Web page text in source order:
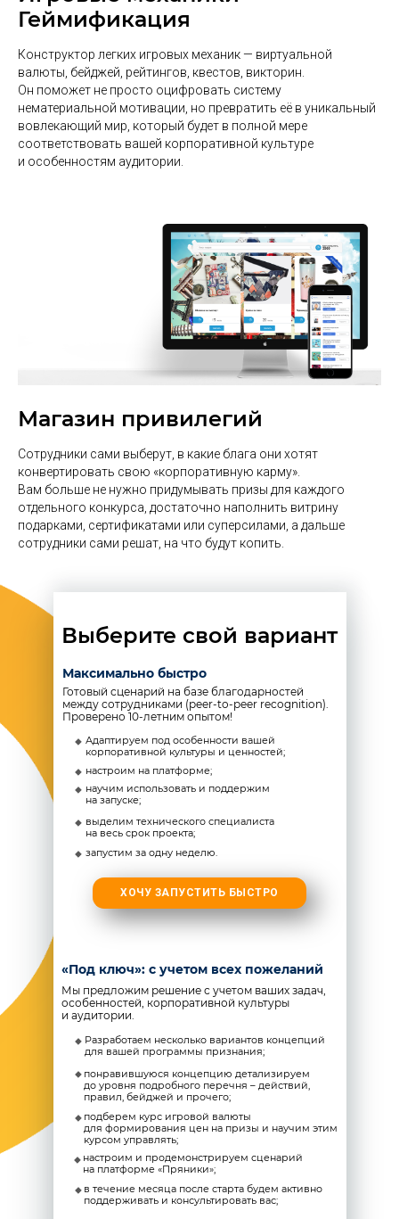
Геймификация
Конструктор легких игровых механик — виртуальной
валюты, бейджей, рейтингов, квестов, викторин.
Он поможет не просто оцифровать систему
нематериальной мотивации, но превратить её в уникальный
вовлекающий мир, который будет в полной мере
соответствовать вашей корпоративной культуре
и особенностям аудитории.
Магазин привилегий
Сотрудники сами выберут, в какие блага они хотят
конвертировать свою «корпоративную карму».
Вам больше не нужно придумывать призы для каждого
отдельного конкурса, достаточно наполнить витрину
подарками, сертификатами или суперсилами, а дальше
сотрудники сами решат, на что будут копить.
Максимально быстро
Готовый сценарий на базе благодарностей
между сотрудниками (peer-to-peer recognition).
Проверено 10-летним опытом!
ХОЧУ ЗАПУСТИТЬ БЫСТРО
запустим за одну неделю.
Адаптируем под особенности вашей
корпоративной культуры и ценностей;
настроим на платформе;
выделим технического специалиста
на весь срок проекта;
научим использовать и поддержим
на запуске;
«Под ключ»: с учетом всех пожеланий
Мы предложим решение с учетом ваших задач,
особенностей, корпоративной культуры
и аудитории.
Разработаем несколько вариантов концепций
для вашей программы признания;
понравившуюся концепцию детализируем
до уровня подробного перечня – действий,
правил, бейджей и прочего;
настроим и продемонстрируем сценарий
на платформе «Пряники»;
подберем курс игровой валюты
для формирования цен на призы и научим этим
курсом управлять;
в течение месяца после старта будем активно
поддерживать и консультировать вас;
Выберите свой вариант